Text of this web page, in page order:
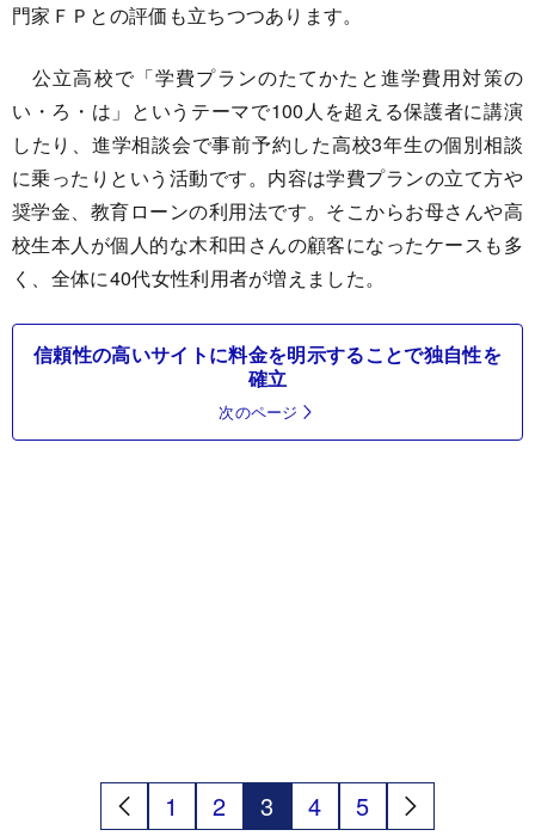
門家ＦＰとの評価も立ちつつあります。
公立高校で「学費プランのたてかたと進学費用対策の
い・ろ・は」というテーマで100人を超える保護者に講演
したり、進学相談会で事前予約した高校3年生の個別相談
に乗ったりという活動です。内容は学費プランの立て方や
奨学金、教育ローンの利用法です。そこからお母さんや高
校生本人が個人的な木和田さんの顧客になったケースも多
く、全体に40代女性利用者が増えました。
信頼性の高いサイトに料金を明示することで独自性を
確立
次のページ
1 2 3 4 5